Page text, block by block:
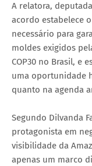
A relatora,
acordo estabelece
necessário para
moldes exigidos
COP30 no Brasil, e
uma oportunidade
quanto na agenda
Segundo Dilvanda
protagonista em
visibilidade da
apenas um marco